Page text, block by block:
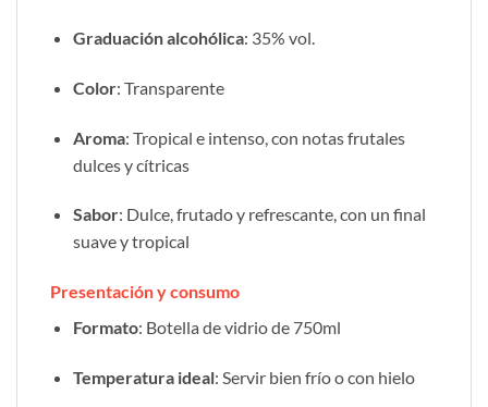
Graduación alcohólica: 35% vol.
Color: Transparente
Aroma: Tropical e intenso, con notas frutales
dulces y cítricas
Sabor: Dulce, frutado y refrescante, con un final
suave y tropical
Presentación y consumo
Formato: Botella de vidrio de 750ml
Temperatura ideal: Servir bien frío o con hielo